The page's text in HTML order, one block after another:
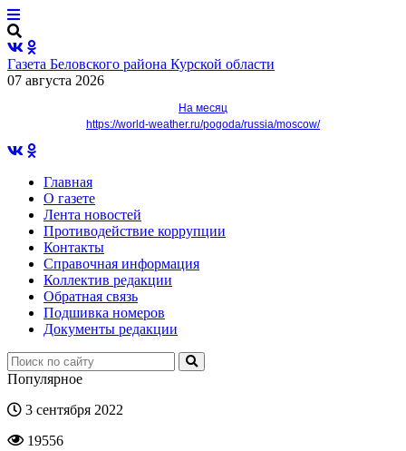
Газета Беловского района Курской области
07 августа 2026
На месяц
https://world-weather.ru/pogoda/russia/moscow/
Главная
О газете
Лента новостей
Противодействие коррупции
Контакты
Справочная информация
Коллектив редакции
Обратная связь
Подшивка номеров
Документы редакции
Популярное
3 сентября 2022
19556